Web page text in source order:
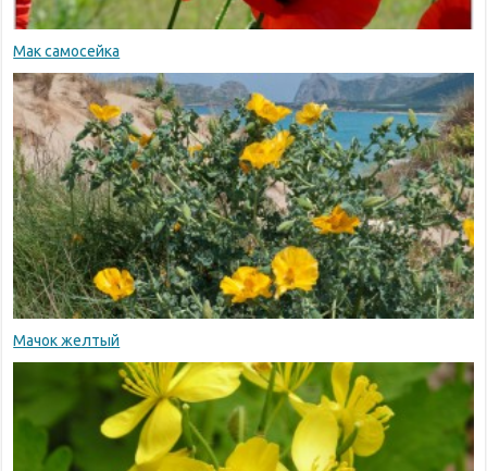
Мак самосейка
Мачок желтый